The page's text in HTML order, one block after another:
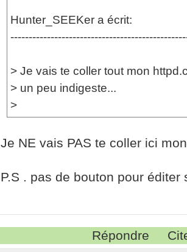
Hunter_SEEKer a écrit:
> Je vais te coller tout mon
> un peu indigeste...
>
Je NE vais PAS te coller ici
P.S . pas de bouton pour éditer
Répondre